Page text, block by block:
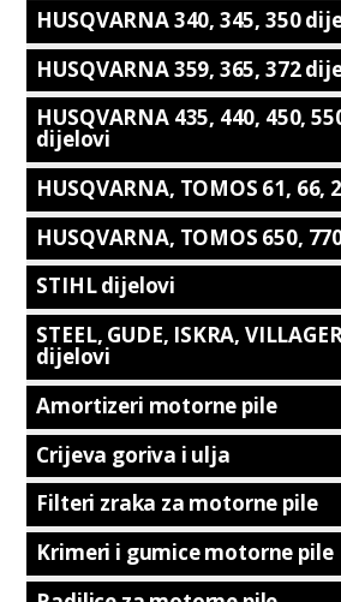
HUSQVARNA 340, 345, 350
HUSQVARNA 359, 365, 372
HUSQVARNA 435, 440, 450,
dijelovi
HUSQVARNA, TOMOS 61, 66,
HUSQVARNA, TOMOS 650,
STIHL dijelovi
STEEL, GUDE, ISKRA,
dijelovi
Amortizeri motorne pile
Crijeva goriva i ulja
Filteri zraka za motorne pile
Krimeri i gumice motorne pile